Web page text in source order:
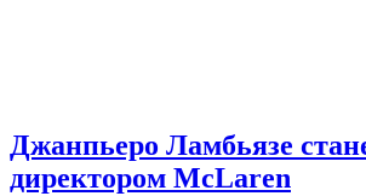
Джанпьеро Ламбьязе
директором McLaren